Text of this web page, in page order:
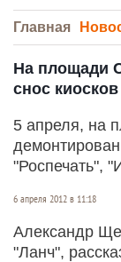
Главная
На площади
снос киосков
5 апреля, на
"Роспечать",
6 апреля 2012 в 11:18
Александр
"Ланч",